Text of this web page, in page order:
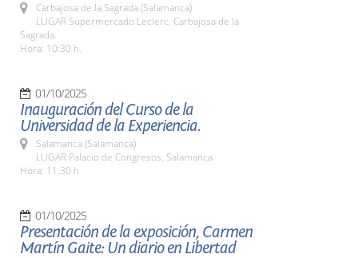
Carbajosa de la Sagrada (Salamanca)
LUGAR Supermercado Leclerc. Carbajosa de la
Sagrada.
Hora: 10:30 h.
01/10/2025
Inauguración del Curso de la
Universidad de la Experiencia.
Salamanca (Salamanca)
LUGAR Palacio de Congresos. Salamanca
Hora: 11.30 h
01/10/2025
Presentación de la exposición, Carmen
Martín Gaite: Un diario en Libertad